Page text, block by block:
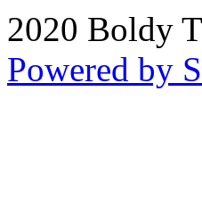
2020 Boldy
Powered by